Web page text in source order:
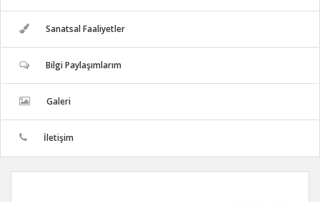
Sanatsal Faaliyetler
Bilgi Paylaşımlarım
Galeri
İletişim